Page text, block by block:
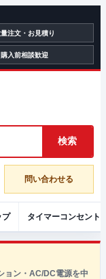
注文・お見積り
購入前相談歓迎
問い合わせる
プ タイマーコンセント
ョン・AC/DC電源を中